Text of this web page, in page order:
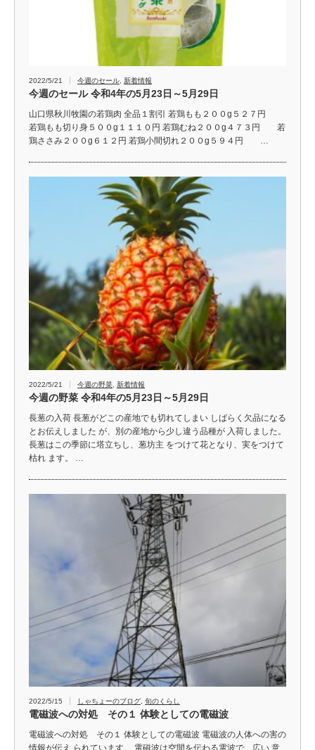
2022/5/21 今週のセール, 新着情報
今週のセール 令和4年の5月23日～5月29日
山口県秋川牧園の若鶏肉 全品１割引 若鶏もも２００g５２７円
若鶏もも切り身５００g１１１０円 若鶏むね２００g４７３円 若
鶏ささみ２００g６１２円 若鶏小間切れ２００g５９４円 …
2022/5/21 今週の野菜 新着情報
今週の野菜 令和4年の5月23日～5月29日
長葱の入荷 長葱がどこの産地でも切れてしまい しばらく欠品になる
とお伝えしました が、別の産地から少し違う品種が 入荷しました。
長葱はこの季節に塔立ちし、葱坊主 をつけて花となり、実をつけて
枯れ ます。 …
2022/5/15 しゃちょーのブログ, 旬のくらし
電磁波への対処 その１ 体験としての電磁波
電磁波への対処 その１ 体験としての電磁波 電磁波の人体への害の